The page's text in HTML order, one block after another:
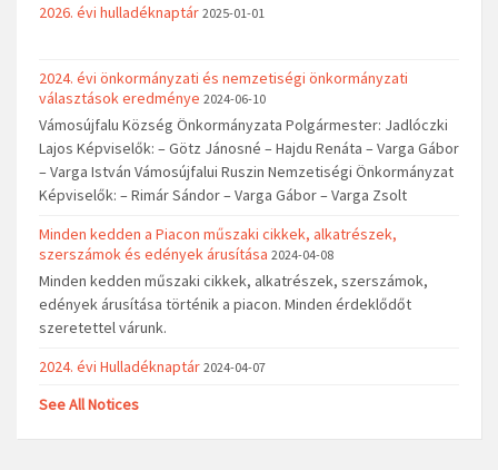
2026. évi hulladéknaptár 2025-01-01
2024. évi önkormányzati és nemzetiségi önkormányzati
választások eredménye 2024-06-10
Vámosújfalu Község Önkormányzata Polgármester: Jadlóczki
Lajos Képviselők: – Götz Jánosné – Hajdu Renáta – Varga Gábor
– Varga István Vámosújfalui Ruszin Nemzetiségi Önkormányzat
Képviselők: – Rimár Sándor – Varga Gábor – Varga Zsolt
Minden kedden a Piacon műszaki cikkek, alkatrészek,
szerszámok és edények árusítása 2024-04-08
Minden kedden műszaki cikkek, alkatrészek, szerszámok,
edények árusítása történik a piacon. Minden érdeklődőt
szeretettel várunk.
2024. évi Hulladéknaptár 2024-04-07
See All Notices